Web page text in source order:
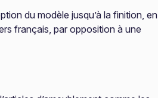
du modèle jusqu’à la finition, en
français, par opposition à une